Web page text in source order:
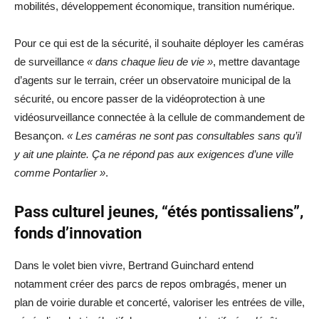
mobilités, développement économique, transition numérique.
Pour ce qui est de la sécurité, il souhaite déployer les caméras
de surveillance « dans chaque lieu de vie », mettre davantage
d’agents sur le terrain, créer un observatoire municipal de la
sécurité, ou encore passer de la vidéoprotection à une
vidéosurveillance connectée à la cellule de commandement de
Besançon. « Les caméras ne sont pas consultables sans qu’il
y ait une plainte. Ça ne répond pas aux exigences d’une ville
comme Pontarlier ».
Pass culturel jeunes, “étés pontissaliens”,
fonds d’innovation
Dans le volet bien vivre, Bertrand Guinchard entend
notamment créer des parcs de repos ombragés, mener un
plan de voirie durable et concerté, valoriser les entrées de ville,